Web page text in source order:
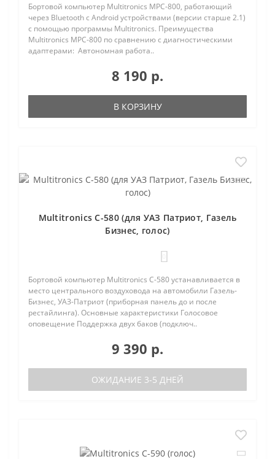
Бортовой компьютер Multitronics MPC-800, работающий
через Bluetooth с Android устройствами (версии старше 2.1)
с помощью программы Multitronics. Преимущества
Multitronics MPC-800 по сравнению с диагностическими
адаптерами: Автономная работа..
8 190 р.
В КОРЗИНУ
Multitronics C-580 (для УАЗ Патриот, Газель
Бизнес, голос)
Бортовой компьютер Multitronics C-580 устанавливается в
место центрального воздуховода на автомобили Газель-
Бизнес, УАЗ-Патриот (приборная панель до и после
рестайлинга). Основные характеристики Голосовое
оповещение Поддержка двух баков (подключ..
9 390 р.
ОЖИДАНИЕ 3-5 ДНЕЙ